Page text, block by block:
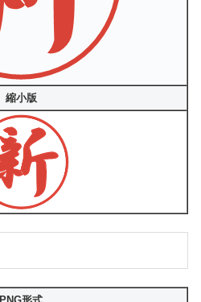
縮小版